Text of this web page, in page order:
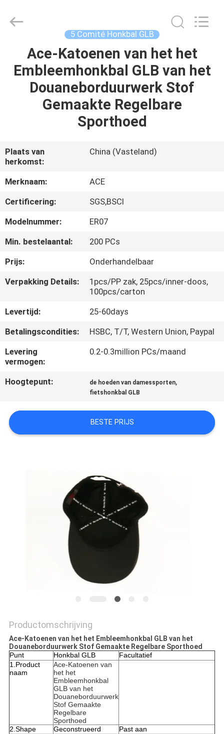
HUIS
PRODUCTEN
FABRIEKSREIS
KWALITEITSCONTROLE
CONTACTEER
ONS
NIEUWS
GEVALLEN
PRIVACY
POLICY
5 Comité Honkbal GLB
Ace-Katoenen van het het
Embleemhonkbal GLB van het
Douaneborduurwerk Stof
Gemaakte Regelbare
Sporthoed
Plaats van
herkomst:
China (Vasteland)
Merknaam:
ACE
Certificering:
SGS,BSCI
Modelnummer:
ER07
Min. bestelaantal:
200 PCs
Prijs:
Onderhandelbaar
Verpakking Details:
1pcs/PP zak, 25pcs/inner-doos,
100pcs/carton
Levertijd:
25-60days
Betalingscondities:
HSBC, T/T, Western Union, Paypal
Levering
vermogen:
0.2-0.3million PCs/maand
Hoogtepunt: de hoeden van damessporten,
fietshonkbal GLB
BESTE PRIJS
Productomschrijving
Ace-Katoenen van het het Embleemhonkbal GLB van het
Douaneborduurwerk Stof Gemaakte Regelbare Sporthoed
Punt
Honkbal GLB
Facultatief
1.Product
naam
Ace-Katoenen van
het het
Embleemhonkbal
GLB van het
Douaneborduurwerk
Stof Gemaakte
Regelbare
Sporthoed
2.Shape
Geconstrueerd
Past aan